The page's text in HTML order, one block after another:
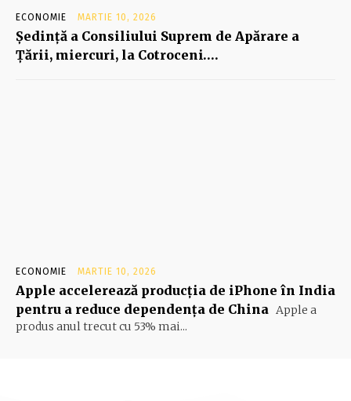
ECONOMIE MARTIE 10, 2026
Şedinţă a Consiliului Suprem de Apărare a
Ţării, miercuri, la Cotroceni….
ECONOMIE MARTIE 10, 2026
Apple accelerează producția de iPhone în India
pentru a reduce dependența de China Apple a
produs anul trecut cu 53% mai...